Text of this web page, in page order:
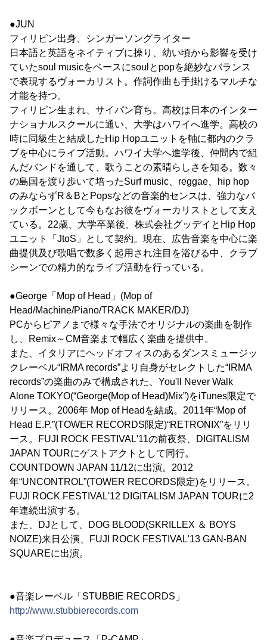
●JUN
フィリピン出身、シンガーソングライター
日本語と英語をネイティブに操り、幼い頃から影響を受け
ていたsoul musicをベースにsoulとpopを絶妙なバランス
で表現するヴォーカリスト。作詞作曲も手掛けるマルチな
才能を持つ。
フィリピン生まれ、サイパン育ち。高校は日本のインター
ナショナルスクールに通い、大学はハワイへ進学。高校の
時に同級生と結成したHip Hopユニットを軸に都内のクラ
ブを中心にライブ活動。ハワイ大学へ進学後、仲間内で組
んだバンドを通して、歌うことの素晴らしさを知る。数々
の島国を渡り歩いて培ったSurf music、reggae、hip hop
のみならずR＆BとPopsなどの音楽的センスは、強力なバ
ックボーンとして今もなお彼をヴォーカリストとして支え
ている。22歳、大学卒業後、株式会社グッデイとHip Hop
ユニット「JtoS」として契約。現在、広告音楽を中心に楽
曲提供及び歌唱で数多く起用され注目を浴びる中、クラブ
シーンでの精力的なライブ活動を行っている。
●George「Mop of Head」(Mop of
Head/Machine/Piano/TRACK MAKER/DJ)
PCからピアノまで様々な手法でオリジナルの楽曲を制作
し、Remix～CM音楽まで幅広く楽曲を提供中。
また、イタリアにヘッドオフィスのあるダンスミュージッ
クレーベル“IRMA records”より自身がセレクトした“IRMA
records”の楽曲のみで構成された、You'll Never Walk
Alone TOKYO(“George(Mop of Head)Mix”)をiTunes限定で
リリース。2006年 Mop of Headを結成。2011年“Mop of
Head E.P.”(TOWER RECORDS限定)“RETRONIX”をリリ
ース。FUJI ROCK FESTIVAL'11の前夜祭、DIGITALISM
JAPAN TOURにゲストアクトとして同行。
COUNTDOWN JAPAN 11/12に出演。2012
年“UNCONTROL”(TOWER RECORDS限定)をリリース。
FUJI ROCK FESTIVAL'12 DIGITALISM JAPAN TOURに2
年連続出演する。
また、DJとして、DOG BLOOD(SKRILLEX ＆ BOYS
NOIZE)来日公演、FUJI ROCK FESTIVAL'13 GAN-BAN
SQUAREに出演。
●音楽レーベル「STUBBIE RECORDS」
http://www.stubbierecords.com